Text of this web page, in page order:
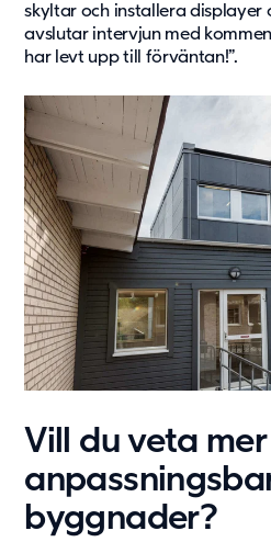
skyltar och installera displayer
avslutar intervjun med
har levt upp till förväntan!”.
Vill du veta
byggnader?